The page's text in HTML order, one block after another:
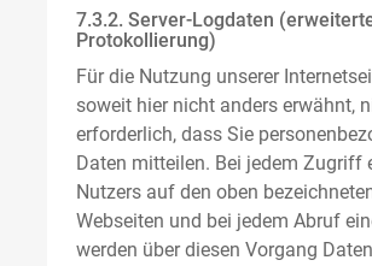
7.3.2. Server-Logdaten
Protokollierung)
Für die Nutzung unserer
soweit hier nicht anders erwähnt,
erforderlich, dass Sie
Daten mitteilen. Bei jedem Zugriff
Nutzers auf den oben
Webseiten und bei jedem Abruf
werden über diesen Vorgang